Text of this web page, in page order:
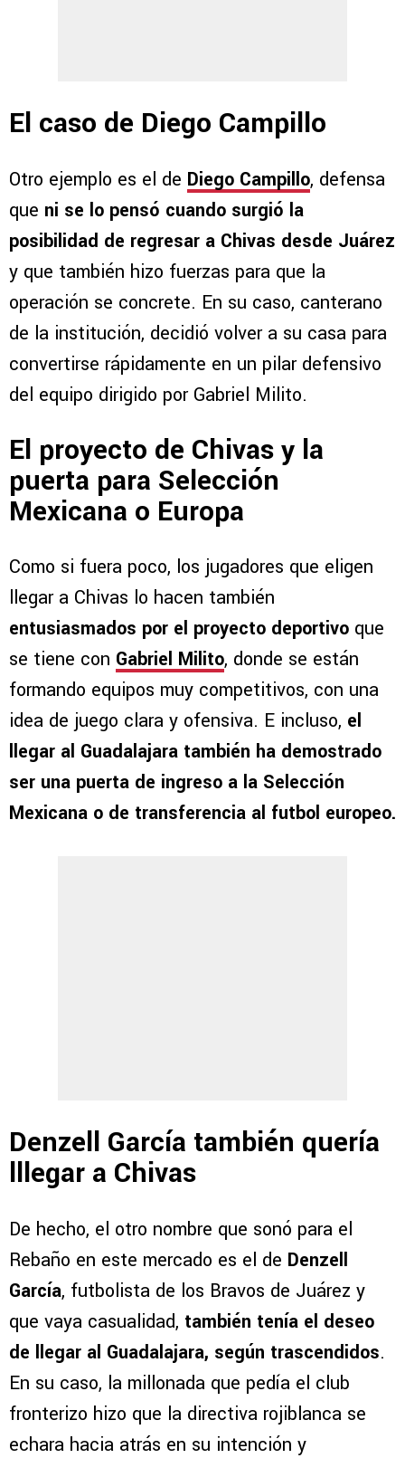
El caso de Diego Campillo
Otro ejemplo es el de Diego Campillo, defensa
que ni se lo pensó cuando surgió la
posibilidad de regresar a Chivas desde Juárez
y que también hizo fuerzas para que la
operación se concrete. En su caso, canterano
de la institución, decidió volver a su casa para
convertirse rápidamente en un pilar defensivo
del equipo dirigido por Gabriel Milito.
El proyecto de Chivas y la
puerta para Selección
Mexicana o Europa
Como si fuera poco, los jugadores que eligen
llegar a Chivas lo hacen también
entusiasmados por el proyecto deportivo que
se tiene con Gabriel Milito, donde se están
formando equipos muy competitivos, con una
idea de juego clara y ofensiva. E incluso, el
llegar al Guadalajara también ha demostrado
ser una puerta de ingreso a la Selección
Mexicana o de transferencia al futbol europeo.
Denzell García también quería
lllegar a Chivas
De hecho, el otro nombre que sonó para el
Rebaño en este mercado es el de Denzell
García, futbolista de los Bravos de Juárez y
que vaya casualidad, también tenía el deseo
de llegar al Guadalajara, según trascendidos.
En su caso, la millonada que pedía el club
fronterizo hizo que la directiva rojiblanca se
echara hacia atrás en su intención y